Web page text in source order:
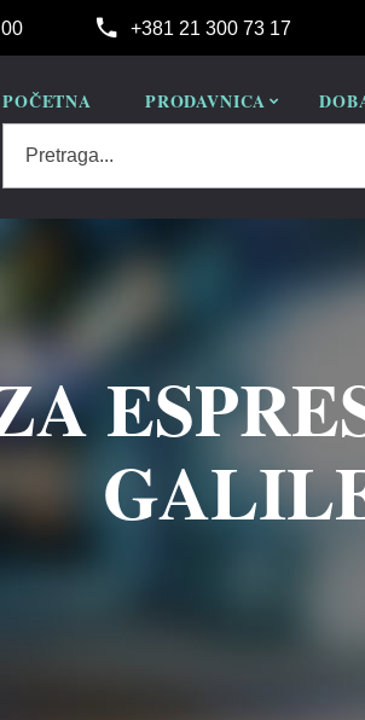
+381 21 300 73 17
POČETNA PRODAVNICA
Pretraga...